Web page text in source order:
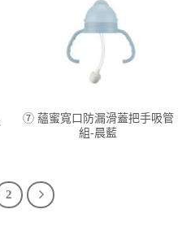
⑦ 蘊蜜寬口防漏滑蓋把手吸管
組-晨藍
2